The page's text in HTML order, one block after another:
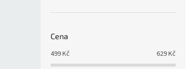
Cena
499Kč 629Kč